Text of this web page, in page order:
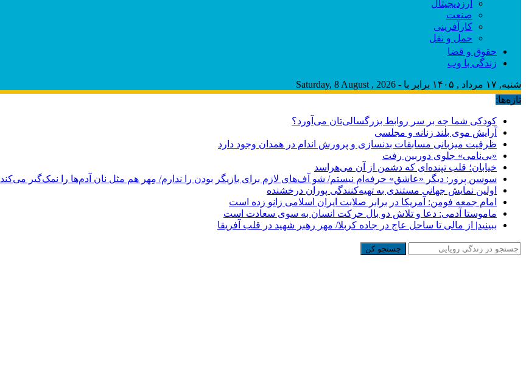
ارزدیجیتال
صنعت
کارآفرینی
حمل و نقل
حقوق و قضا
زندگی با وب
شنبه, ۱۷ مرداد , ۱۴۰۵ برابر با - Saturday, 8 August , 2026
تازه‌ها:
کودکی شما چه بر سر روابط بزرگسالی‌تان می‌آورد؟
آرایش موی بلند زنانه و مجلسی
ظرفیت میزبانی مسابقات بدنسازی و پرورش اندام در همدان وجود دارد
«بی‌نامی» جلوی دوربین رفت
خیابان؛ قلب تپنده‌ای که دشمن از آن می‌هراسد
سوسن پرور: دیگر «عاشق» حرفه‌ام نیستم/ شو آف‌های لازم برای بازیگر بودن را ندارم/ مِهر هم مثل نان آدم‌ها را نمک‌گیر می‌کند
اولین نمایش جهانی مستندی به تهیه‌کنندگی پوران درخشنده
امام جمعه فومن: آمریکا در برابر صلابت ایران اسلامی زانو زده است
ماموستا آدمی: دعا و تلاش دو بال حرکت انسان به سوی سعادت است
ببینید| از مالی تا ساحل عاج در جاده کربلا/ مهر رهبر شهید در قلب آفریقا
جستجو کن